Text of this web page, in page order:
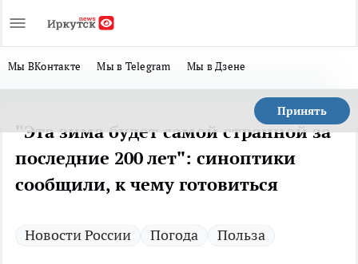
Мы ВКонтакте Мы в Telegram Мы в Дзене
Принять
"Эта зима будет самой странной за
последние 200 лет": синоптики
сообщили, к чему готовиться
Новости России Погода Польза